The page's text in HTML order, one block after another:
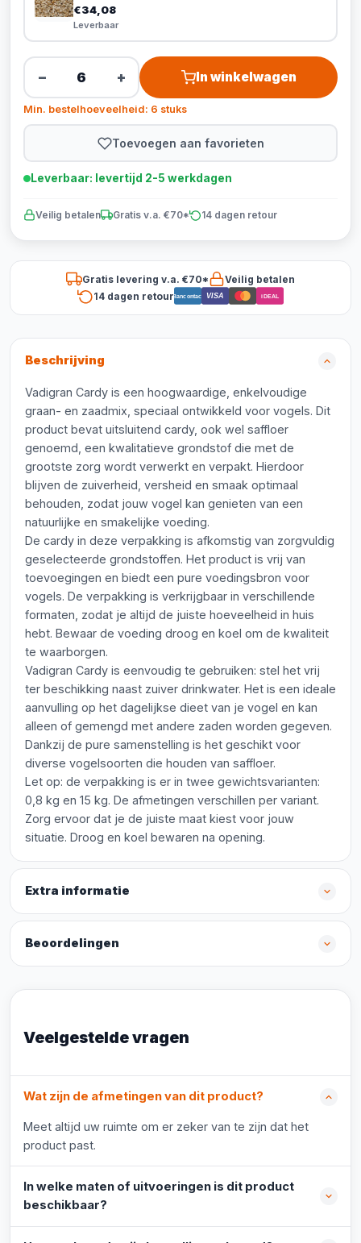
€34,08
Leverbaar
− + In winkelwagen
Min. bestelhoeveelheid: 6 stuks
Toevoegen aan favorieten
Leverbaar: levertijd 2-5 werkdagen
Veilig betalen Gratis v.a. €70* 14 dagen retour
Gratis levering v.a. €70*
Veilig betalen
14 dagen retourBancontact VISA iDEAL
Beschrijving
Vadigran Cardy is een hoogwaardige, enkelvoudige
graan- en zaadmix, speciaal ontwikkeld voor vogels. Dit
product bevat uitsluitend cardy, ook wel saffloer
genoemd, een kwalitatieve grondstof die met de
grootste zorg wordt verwerkt en verpakt. Hierdoor
blijven de zuiverheid, versheid en smaak optimaal
behouden, zodat jouw vogel kan genieten van een
natuurlijke en smakelijke voeding.
De cardy in deze verpakking is afkomstig van zorgvuldig
geselecteerde grondstoffen. Het product is vrij van
toevoegingen en biedt een pure voedingsbron voor
vogels. De verpakking is verkrijgbaar in verschillende
formaten, zodat je altijd de juiste hoeveelheid in huis
hebt. Bewaar de voeding droog en koel om de kwaliteit
te waarborgen.
Vadigran Cardy is eenvoudig te gebruiken: stel het vrij
ter beschikking naast zuiver drinkwater. Het is een ideale
aanvulling op het dagelijkse dieet van je vogel en kan
alleen of gemengd met andere zaden worden gegeven.
Dankzij de pure samenstelling is het geschikt voor
diverse vogelsoorten die houden van saffloer.
Let op: de verpakking is er in twee gewichtsvarianten:
0,8 kg en 15 kg. De afmetingen verschillen per variant.
Zorg ervoor dat je de juiste maat kiest voor jouw
situatie. Droog en koel bewaren na opening.
Extra informatie
Beoordelingen
Veelgestelde vragen
Wat zijn de afmetingen van dit product?
Meet altijd uw ruimte om er zeker van te zijn dat het
product past.
In welke maten of uitvoeringen is dit product
beschikbaar?